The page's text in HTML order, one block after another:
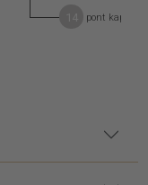
pont kapható